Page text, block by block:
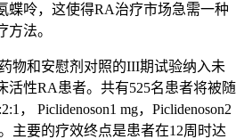
蝶呤，这使得RA治疗市场急需一种
法。
物和安慰剂对照的III期试验纳入未
活性RA患者。共有525名患者将被随
， Piclidenoson1 mg，Piclidenoson2
主要的疗效终点是患者在12周时达